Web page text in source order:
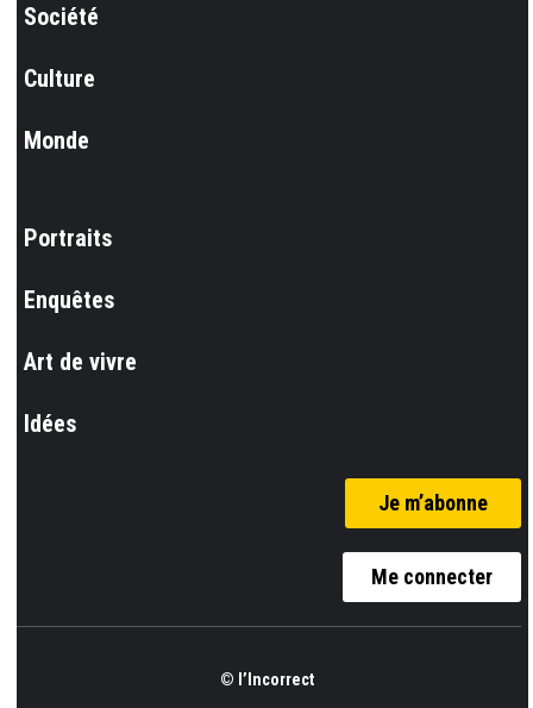
Société
Culture
Monde
Portraits
Enquêtes
Art de vivre
Idées
Je m’abonne
Me connecter
© l’Incorrect